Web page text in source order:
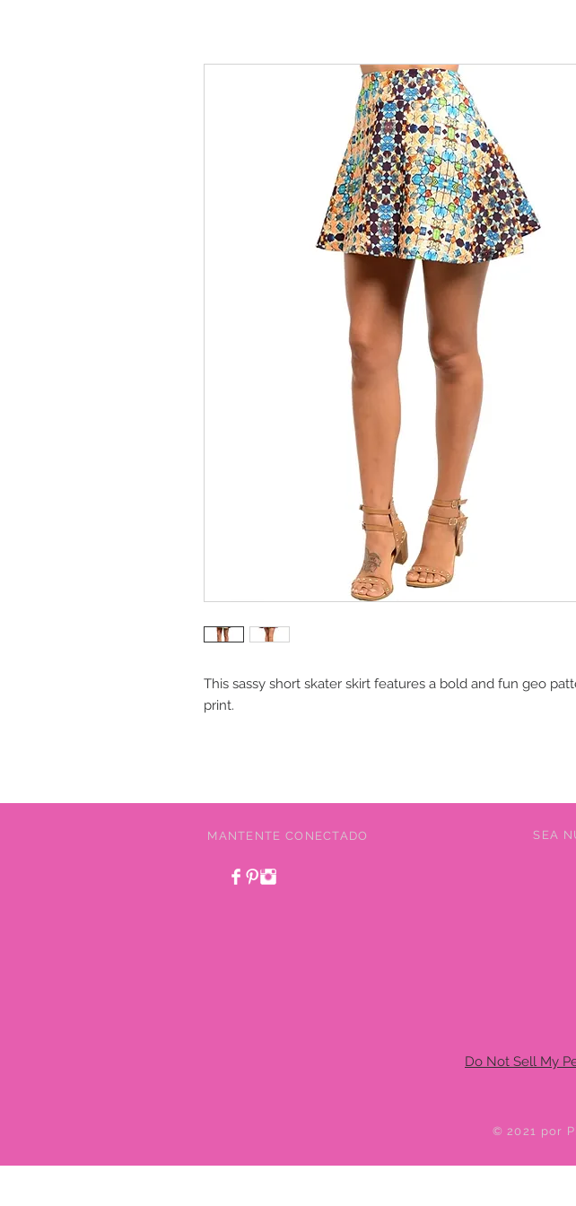
This sassy short skater skirt features a bold and fun geo
print.
MANTENTE CONECTADO SEA
Do Not Sell My
© 2021 por